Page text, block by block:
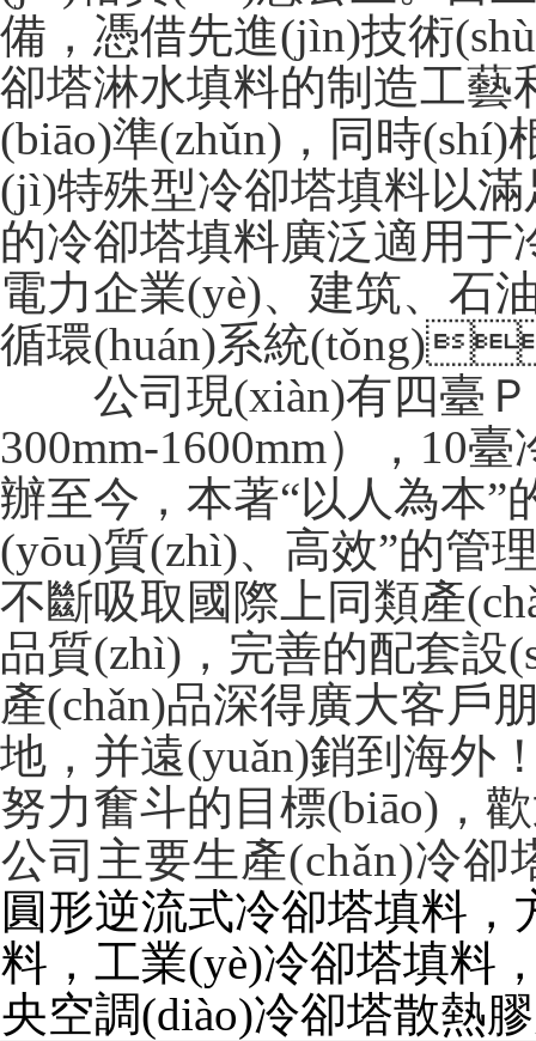
備，憑借先進(jìn)技術
卻塔淋水填料的制造工藝
(biāo)準(zhǔn)，同時
(jì)特殊型冷卻塔填料以滿
的冷卻塔填料廣泛適用于冷
電力企業(yè)、建筑、石
循環(huán)系統
公司現(xiàn)有四臺Ｐ
300mm-1600mm），
辦至今，本著“以人為本”的管
(yōu)質(zhì)、高效”的管理
不斷吸取國際上同類產
品質(zhì)，完善的配套
產(chǎn)品深得廣大客戶
地，并遠(yuǎn)銷到海外
努力奮斗的目標(biāo)
公司主要生產(chǎn)冷卻
圓形逆流式冷卻塔填料，
料，工業(yè)冷卻塔填料
央空調(diào)冷卻塔散熱膠片